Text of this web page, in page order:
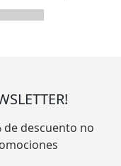
descuento no